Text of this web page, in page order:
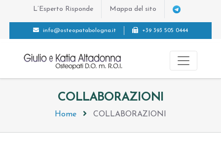
L’Esperto Risponde Mappa del sito
info@osteopatabologna.it +39 393 505 0444
COLLABORAZIONI
Home COLLABORAZIONI